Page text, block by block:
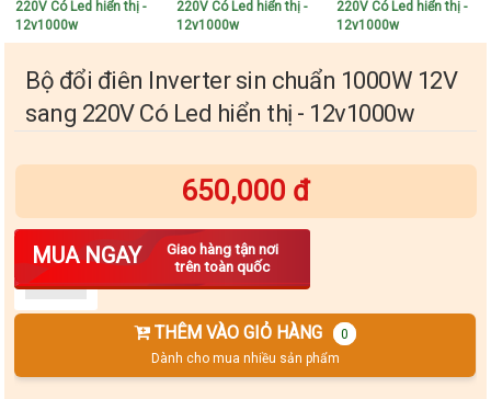
Bộ đổi điên Inverter sin chuẩn 1000W 12V
sang 220V Có Led hiển thị - 12v1000w
650,000 đ
MUA NGAY
Giao hàng tận nơi
trên toàn quốc
Số lượng
THÊM VÀO GIỎ HÀNG
0
Dành cho mua nhiều sản phẩm